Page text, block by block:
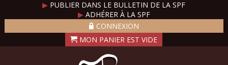
▶ PUBLIER DANS LE BULLETIN DE LA SPF
▶ADHÉRER À LA SPF
CONNEXION